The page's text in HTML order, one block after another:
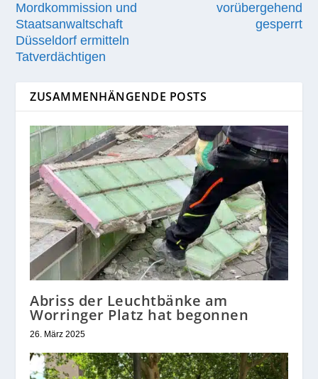
Mordkommission und
Staatsanwaltschaft
Düsseldorf ermitteln
Tatverdächtigen
vorübergehend
gesperrt
ZUSAMMENHÄNGENDE POSTS
Abriss der Leuchtbänke am
Worringer Platz hat begonnen
26. März 2025